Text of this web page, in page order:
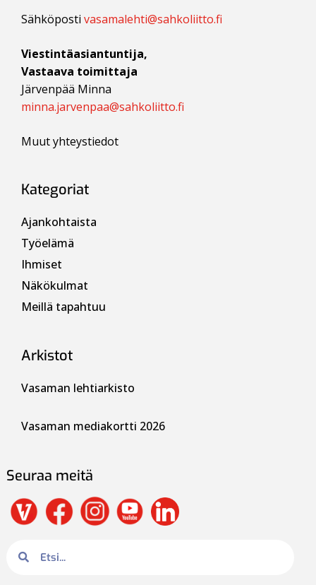
Sähköpostivasamalehti@sahkoliitto.fi
Viestintäasiantuntija,
Vastaava toimittaja
Järvenpää Minna
minna.jarvenpaa@sahkoliitto.fi
Muut yhteystiedot
Kategoriat
Ajankohtaista
Työelämä
Ihmiset
Näkökulmat
Meillä tapahtuu
Arkistot
Vasaman lehtiarkisto
Vasaman mediakortti 2026
Seuraa meitä